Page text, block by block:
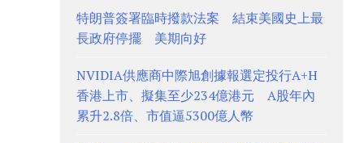
特朗普簽署臨時撥款法案 結束美國史上最
長政府停擺 美期向好
NVIDIA供應商中際旭創據報選定投行A+H
香港上市、擬集至少234億港元 A股年內
累升2.8倍、市值逼5300億人幣